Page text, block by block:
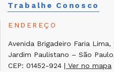
Trabalhe Conosco
ENDEREÇO
Avenida Brigadeiro Faria Lima,
Jardim Paulistano – São
CEP: 01452-924 | Ver no mapa